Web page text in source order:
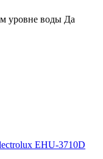
уровне воды Да
EHU-3710D